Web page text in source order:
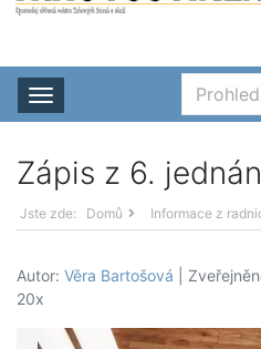
Rozbalit nabídku
Zápis z 6.
Jste zde: Domů Informace z
Autor: Věra Bartošová |
20x